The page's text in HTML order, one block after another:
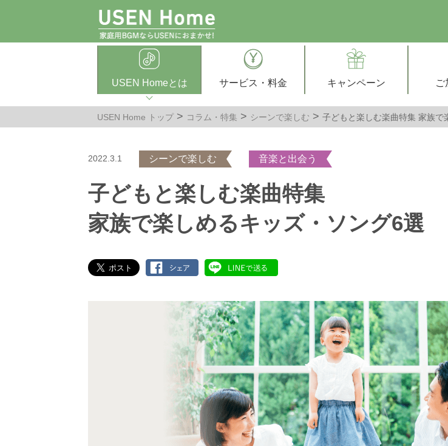
USEN Homeとは サービス・料金 キャンペーン ご
USEN Home トップ コラム・特集 シーンで楽しむ 子どもと楽しむ楽曲特集 家族で
子どもと楽しむ楽曲特集
家族で楽しめるキッズ・ソング6選
2022.3.1 シーンで楽しむ 音楽と出会う